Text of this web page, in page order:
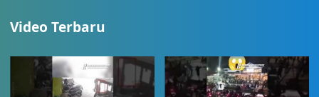
Video Terbaru